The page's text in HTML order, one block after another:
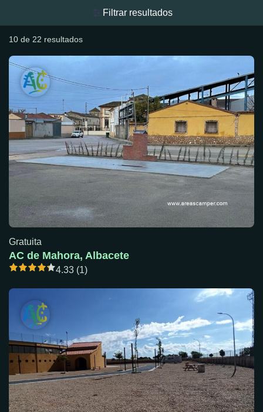
Filtrar resultados
10 de 22 resultados
Gratuita
AC de Mahora, Albacete
4.33 (1)